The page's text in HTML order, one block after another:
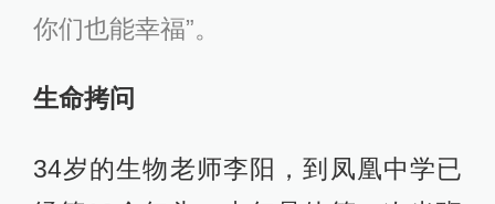
你们也能幸福”。
生命拷问
34岁的生物老师李阳，到凤凰中学已